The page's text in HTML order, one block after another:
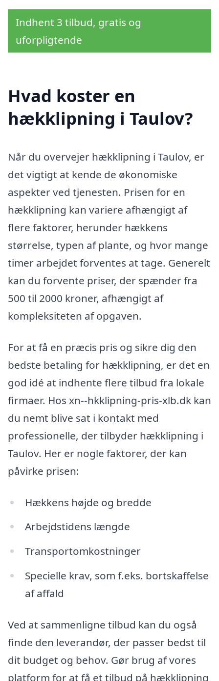
Indhent 3 tilbud, gratis og
uforpligtende
Hvad koster en
hækklipning i Taulov?
Når du overvejer hækklipning i Taulov, er
det vigtigt at kende de økonomiske
aspekter ved tjenesten. Prisen for en
hækklipning kan variere afhængigt af
flere faktorer, herunder hækkens
størrelse, typen af plante, og hvor mange
timer arbejdet forventes at tage. Generelt
kan du forvente priser, der spænder fra
500 til 2000 kroner, afhængigt af
kompleksiteten af opgaven.
For at få en præcis pris og sikre dig den
bedste betaling for hækklipning, er det en
god idé at indhente flere tilbud fra lokale
firmaer. Hos xn--hkklipning-pris-xlb.dk kan
du nemt blive sat i kontakt med
professionelle, der tilbyder hækklipning i
Taulov. Her er nogle faktorer, der kan
påvirke prisen:
Hækkens højde og bredde
Arbejdstidens længde
Transportomkostninger
Specielle krav, som f.eks. bortskaffelse
af affald
Ved at sammenligne tilbud kan du også
finde den leverandør, der passer bedst til
dit budget og behov. Gør brug af vores
platform for at få et tilbud på hækklipning